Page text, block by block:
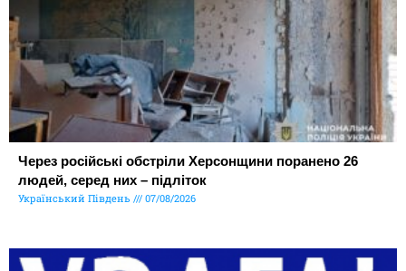
Через російські обстріли Херсонщини поранено 26
людей, серед них – підліток
Український Південь 07/08/2026